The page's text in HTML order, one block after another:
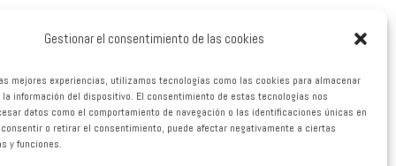
Gestionar el consentimiento de las cookies
mejores experiencias, utilizamos tecnologías como las cookies para almacenar
información del dispositivo. El consentimiento de estas tecnologías nos
datos como el comportamiento de navegación o las identificaciones únicas en
o retirar el consentimiento, puede afectar negativamente a ciertas
y funciones.